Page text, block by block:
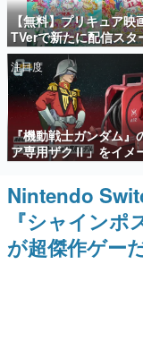
アプリセール情報
インタビュー
連載・特
殿堂
SNS拡
ど。多
事をま
ゲー
名作ゲ
聞きし
きます。
【無料】プリキュア映
TVerで新たに配信スタ
んと2018年～2024年
すべてが見放題に、ぶ
ありえないラインナッ
注目度
『機動戦士ガンダム』
ア専用ザクⅡ」をイメ
散水ホースリールが予
ークやジオン公国軍の
ム、型式番号などを配
Nintendo
『シャインポ
が超傑作ゲー